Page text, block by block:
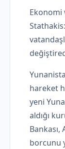
Ekonomi
hareket
yeni
aldığı
borcunu